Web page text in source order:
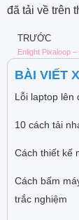
đã tải về trên
TRƯỚC
BÀI VIẾT
Lỗi laptop lên
10 cách tải
Cách thiết kế
Cách bấm
trắc nghiệm